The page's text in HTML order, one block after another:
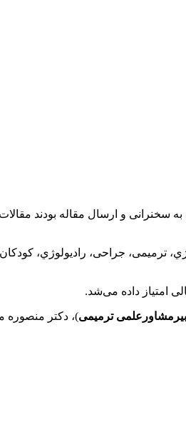
و عمومی که مایل به سخنرانی و ارسال مقاله
پروتز، پریودنتولوژي، ترمیمی، جراحی،
امتیاز داده می‌شد.
ترمیمی)، دکتر منصوره